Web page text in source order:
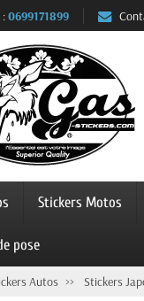
:0699171899
Stickers Motos
pose
Autos Stickers